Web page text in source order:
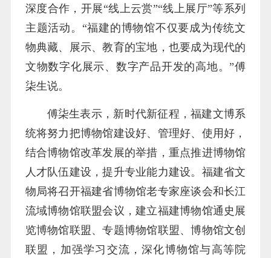
深度合作，开展“线上云赏”“线上展厅”等系列
主题活动。“福建的博物馆不仅要成为传统文
物典藏、展示、教育的宝地，也要成为现代的
文物数字化展示、数字产品开发的高地。”傅
柒生说。
傅柒生表示，新时代新征程，福建文博系
统将努力把博物馆建设好、管理好、使用好，
结合博物馆改革发展的举措，重点推进博物馆
人才队伍建设，提升专业能力建设。福建省文
物局将召开福建省博物馆老专家座谈会和长江
流域博物馆联盟会议，建立福建博物馆通史展
览博物馆联盟、专题博物馆联盟、博物馆文创
联盟，加强学习交流，深化博物馆与高等院